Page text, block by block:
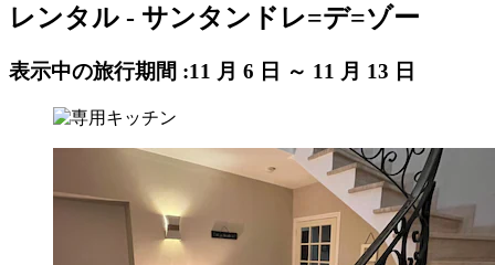
レンタル - サンタンドレ=デ=ゾー
表示中の旅行期間 :11 月 6 日 ～ 11 月 13 日